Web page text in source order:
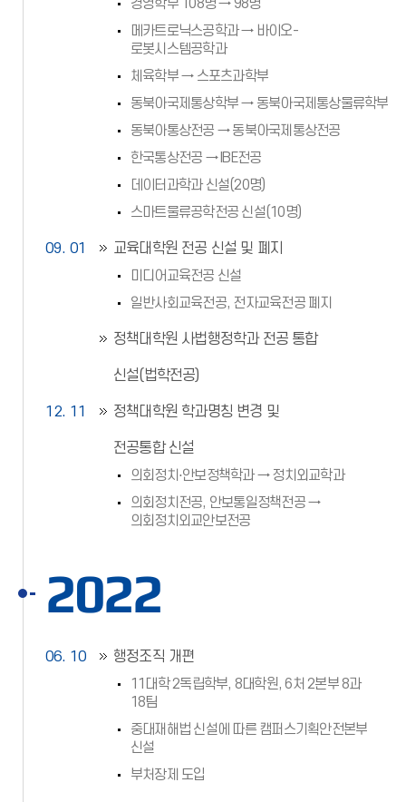
경영학부 108명 → 98명
메카트로닉스공학과 → 바이오-
로봇시스템공학과
체육학부 → 스포츠과학부
동북아국제통상학부 → 동북아국제통상물류학부
동북아통상전공 → 동북아국제통상전공
한국통상전공 → IBE전공
데이터과학과 신설(20명)
스마트물류공학전공 신설(10명)
09. 01
교육대학원 전공 신설 및 폐지
미디어교육전공 신설
일반사회교육전공, 전자교육전공 폐지
정책대학원 사법행정학과 전공 통합
신설(법학전공)
12. 11 정책대학원 학과명칭 변경 및
전공통합 신설
의회정치⋅안보정책학과 → 정치외교학과
의회정치전공, 안보통일정책전공 →
의회정치외교안보전공
2022
06. 10
행정조직 개편
11대학 2독립학부, 8대학원, 6처 2본부 8과
18팀
중대재해법 신설에 따른 캠퍼스기획안전본부
신설
부처장제 도입